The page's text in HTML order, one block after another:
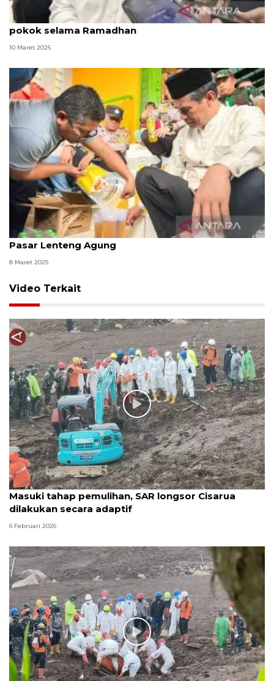
Mentan: Operasi pasar stabilkan harga pangan
pokok selama Ramadhan
10 Maret 2025
Mentan temukan MinyaKita tak sesuai takaran di
Pasar Lenteng Agung
8 Maret 2025
Video Terkait
Masuki tahap pemulihan, SAR longsor Cisarua
dilakukan secara adaptif
6 Februari 2026